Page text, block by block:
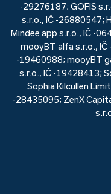
-29276187; GOFIS
s.r.o., IČ -26880547;
Mindee app s.r.o., IČ -
mooyBT alfa s.r.o.,
-19460988; mooyBT
s.r.o., IČ -19428413;
Sophia Kilcullen
-28435095; ZenX